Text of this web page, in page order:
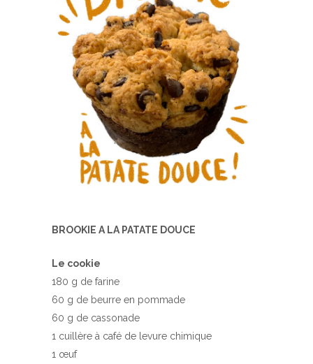
BROOKIE A LA PATATE DOUCE
Le cookie
180 g de farine
60 g de beurre en pommade
60 g de cassonade
1 cuillère à café de levure chimique
1 œuf